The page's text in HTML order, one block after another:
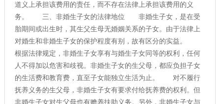
道义上承担该费用的责任，而不存在法律上承担该费用的义
务。 三、非婚生子女的法律地位 非婚生子女，是在受
胎期间或出生时，其生父生母无婚姻关系的子女。由于法律上
对婚生和非婚生子女的保护程度有别，故有区分的实益。
根据法律规定，非婚生子女享有与婚生子女同等的权利，任何
人不得加以危害和歧视。非婚生子女的生父母，都应负担子女
的生活费和教育费，直至子女能独立生活为止。 对不履行
抚养义务的生父母，非婚生子女有要求付给抚养费的权利。但
非婚生子女对生父母也有赡养扶助义务。另外，非婚生子女与